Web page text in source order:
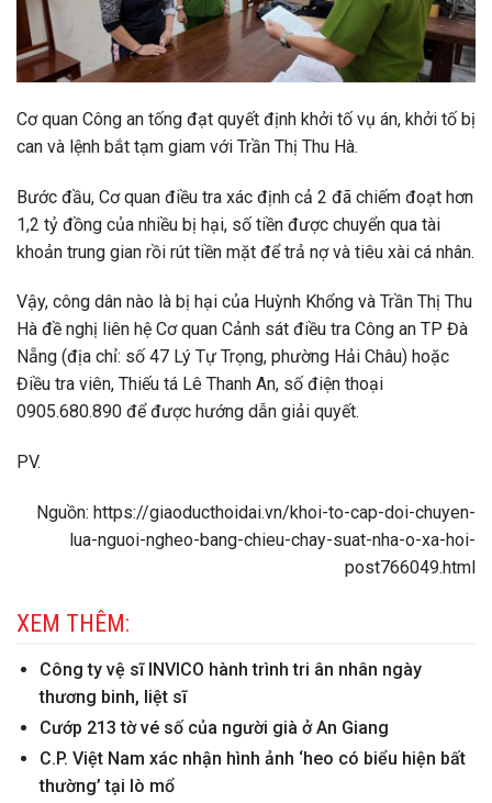
Cơ quan Công an tống đạt quyết định khởi tố vụ án, khởi tố bị
can và lệnh bắt tạm giam với Trần Thị Thu Hà.
Bước đầu, Cơ quan điều tra xác định cả 2 đã chiếm đoạt hơn
1,2 tỷ đồng của nhiều bị hại, số tiền được chuyển qua tài
khoản trung gian rồi rút tiền mặt để trả nợ và tiêu xài cá nhân.
Vậy, công dân nào là bị hại của Huỳnh Khổng và Trần Thị Thu
Hà đề nghị liên hệ Cơ quan Cảnh sát điều tra Công an TP Đà
Nẵng (địa chỉ: số 47 Lý Tự Trọng, phường Hải Châu) hoặc
Điều tra viên, Thiếu tá Lê Thanh An, số điện thoại
0905.680.890 để được hướng dẫn giải quyết.
PV.
Nguồn: https://giaoducthoidai.vn/khoi-to-cap-doi-chuyen-
lua-nguoi-ngheo-bang-chieu-chay-suat-nha-o-xa-hoi-
post766049.html
XEM THÊM:
Công ty vệ sĩ INVICO hành trình tri ân nhân ngày
thương binh, liệt sĩ
Cướp 213 tờ vé số của người già ở An Giang
C.P. Việt Nam xác nhận hình ảnh ‘heo có biểu hiện bất
thường’ tại lò mổ